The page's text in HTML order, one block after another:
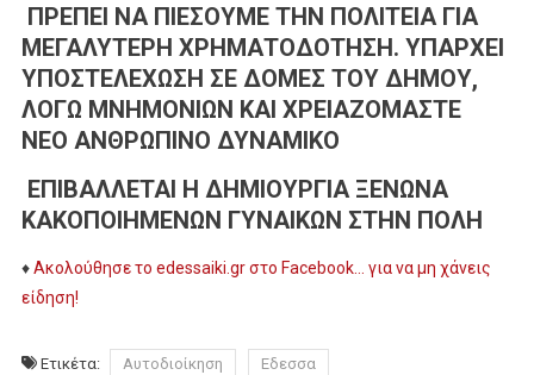
ΠΡΕΠΕΙ ΝΑ ΠΙΕΣΟΥΜΕ ΤΗΝ ΠΟΛΙΤΕΙΑ ΓΙΑ
ΜΕΓΑΛΥΤΕΡΗ ΧΡΗΜΑΤΟΔΟΤΗΣΗ. ΥΠΑΡΧΕΙ
ΥΠΟΣΤΕΛΕΧΩΣΗ ΣΕ ΔΟΜΕΣ ΤΟΥ ΔΗΜΟΥ,
ΛΟΓΩ ΜΝΗΜΟΝΙΩΝ ΚΑΙ ΧΡΕΙΑΖΟΜΑΣΤΕ
ΝΕΟ ΑΝΘΡΩΠΙΝΟ ΔΥΝΑΜΙΚΟ
ΕΠΙΒΑΛΛΕΤΑΙ Η ΔΗΜΙΟΥΡΓΙΑ ΞΕΝΩΝΑ
ΚΑΚΟΠΟΙΗΜΕΝΩΝ ΓΥΝΑΙΚΩΝ ΣΤΗΝ ΠΟΛΗ
♦️Ακολούθησε το edessaiki.gr στο Facebook… για να μη χάνεις
είδηση!
Ετικέτα: Αυτοδιοίκηση
Εδεσσα